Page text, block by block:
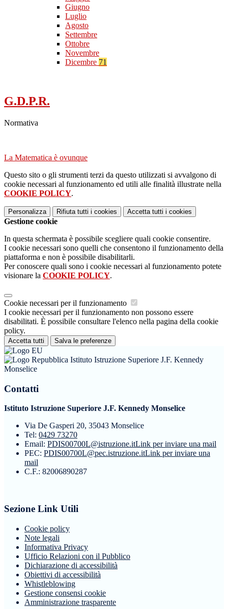
Giugno
Luglio
Agosto
Settembre
Ottobre
Novembre
Dicembre 71
G.D.P.R.
Normativa
La Matematica è ovunque
Questo sito o gli strumenti terzi da questo utilizzati si avvalgono di
cookie necessari al funzionamento ed utili alle finalità illustrate nella
COOKIE POLICY.
Personalizza Rifiuta tutti i cookies Accetta tutti i cookies
Gestione cookie
In questa schermata è possibile scegliere quali cookie consentire.
I cookie necessari sono quelli che consentono il funzionamento della
piattaforma e non è possibile disabilitarli.
Per conoscere quali sono i cookie necessari al funzionamento potete
visionare la COOKIE POLICY.
Cookie necessari per il funzionamento
I cookie necessari per il funzionamento non possono essere
disabilitati. È possibile consultare l'elenco nella pagina della cookie
policy.
Accetta tutti Salva le preferenze
Istituto Istruzione Superiore J.F. Kennedy
Monselice
Contatti
Istituto Istruzione Superiore J.F. Kennedy Monselice
Via De Gasperi 20, 35043 Monselice
Tel: 0429 73270
Email: PDIS00700L@istruzione.itLink per inviare una mail
PEC: PDIS00700L@pec.istruzione.itLink per inviare una
mail
C.F.: 82006890287
Sezione Link Utili
Cookie policy
Note legali
Informativa Privacy
Ufficio Relazioni con il Pubblico
Dichiarazione di accessibilità
Obiettivi di accessibilità
Whistleblowing
Gestione consensi cookie
Amministrazione trasparente